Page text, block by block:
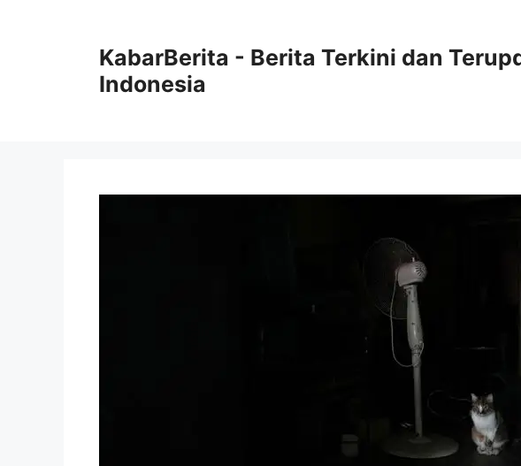
KabarBerita - Berita Terkini dan
Indonesia